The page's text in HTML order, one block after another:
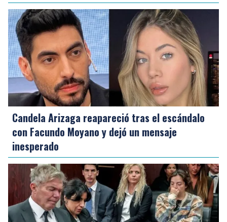
Candela Arizaga reapareció tras el escándalo
con Facundo Moyano y dejó un mensaje
inesperado